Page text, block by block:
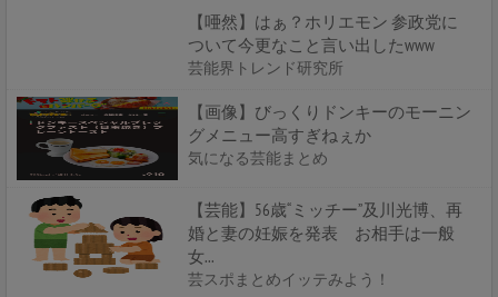
【唖然】はぁ？ホリエモン 参政党に
ついて今更なこと言い出したwww
芸能界トレンド研究所
【画像】びっくりドンキーのモーニン
グメニュー高すぎねぇか
気になる芸能まとめ
【芸能】56歳“ミッチー”及川光博、再
婚と妻の妊娠を発表 お相手は一般
女...
芸スポまとめイッテみよう！